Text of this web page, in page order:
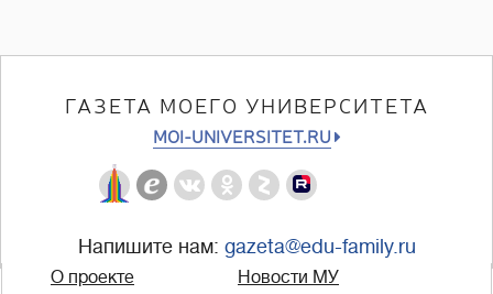
ГАЗЕТА МОЕГО УНИВЕРСИТЕТА
MOI-UNIVERSITET.RU
Напишите нам: gazeta@edu-family.ru
О проекте
Новости МУ